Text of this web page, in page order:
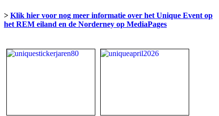
> Klik hier voor nog meer informatie over het Unique Event op
het REM eiland en de Norderney op MediaPages